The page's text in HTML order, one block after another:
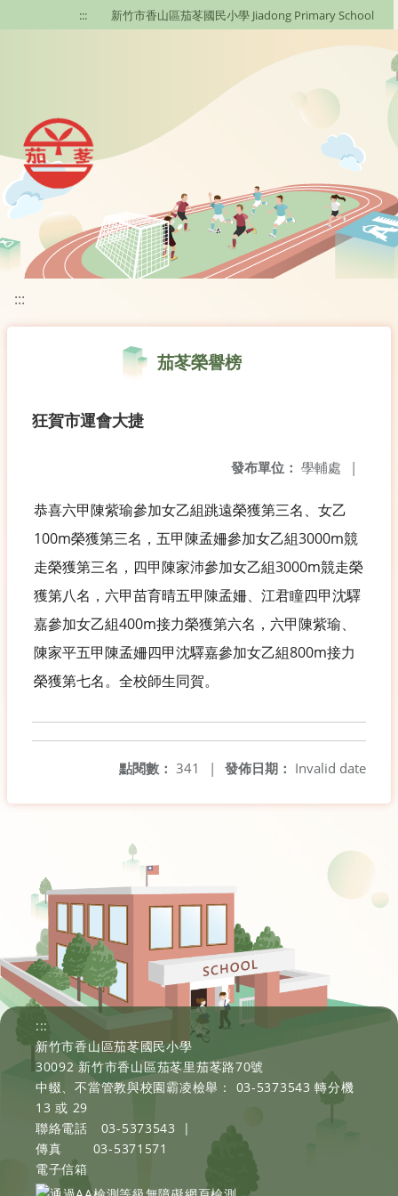
移至網頁之主要內容區位置
::: 新竹市香山區茄苳國民小學 Jiadong Primary School
:::
茄苳榮譽榜
狂賀市運會大捷
發布單位： 學輔處 |
恭喜六甲陳紫瑜參加女乙組跳遠榮獲第三名、女乙
100m榮獲第三名，五甲陳孟姍參加女乙組3000m競
走榮獲第三名，四甲陳家沛參加女乙組3000m競走榮
獲第八名，六甲苗育晴五甲陳孟姍、江君瞳四甲沈驛
嘉參加女乙組400m接力榮獲第六名，六甲陳紫瑜、
陳家平五甲陳孟姍四甲沈驛嘉參加女乙組800m接力
榮獲第七名。全校師生同賀。
發佈日期： Invalid date
點閱數： 341 |
:::
新竹市香山區茄苳國民小學
30092 新竹市香山區茄苳里茄苳路70號
中輟、不當管教與校園霸凌檢舉： 03-5373543 轉分機
13 或 29
聯絡電話
03-5373543
|
傳真
03-5371571
電子信箱